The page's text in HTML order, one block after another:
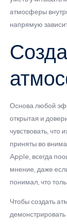
атмосферы
напрямую
Основа любой
открытая и
чувствовать,
приняты во
Apple, всегда
мнение, даже
понимал, что
Чтобы создать
демонстрировать